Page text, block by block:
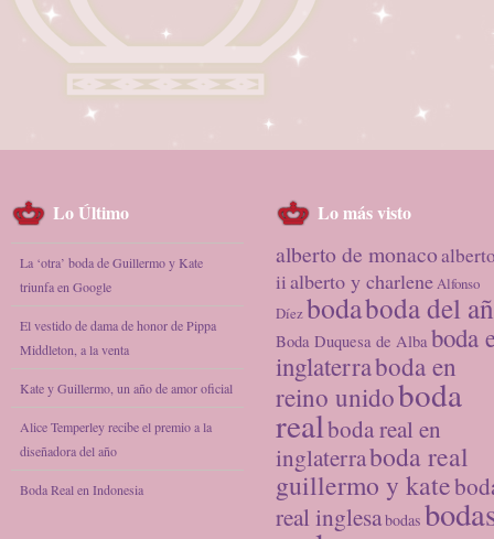
Lo Último
La ‘otra’ boda de Guillermo y Kate
triunfa en Google
El vestido de dama de honor de Pippa
Middleton, a la venta
Kate y Guillermo, un año de amor oficial
Alice Temperley recibe el premio a la
diseñadora del año
Boda Real en Indonesia
Lo más visto
alberto de monaco
iialberto y charleneAlfonso
Díezbodaboda del
Boda Duquesa de Alba boda
inglaterraboda en
reino unidoboda
realboda real en
inglaterraboda real
guillermo y kate
real inglesabodas